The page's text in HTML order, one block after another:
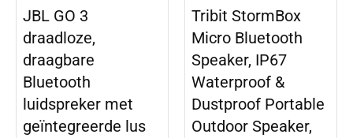
JBL GO 3
draadloze,
draagbare
Bluetooth
luidspreker met
geïntegreerde lus
Tribit StormBox
Micro Bluetooth
Speaker, IP67
Waterproof &
Dustproof Portable
Outdoor Speaker,